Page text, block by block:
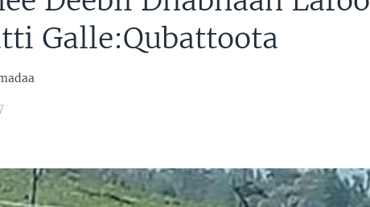
Galle:Qubattoota